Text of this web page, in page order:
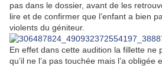
pas dans le dossier, avant de les
lire et de confirmer que l’enfant a bien
violents du géniteur.
En effet dans cette audition la fillette ne
qu’il ne l’a pas touchée mais l’a obligée